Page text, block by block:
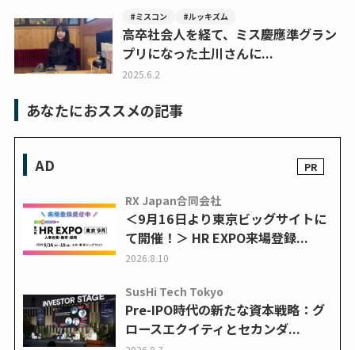
#ミスコン #ルッキズム
高卒社会人を経て、ミス慶應準グラン
プリになった土川さんに...
2025.6.2
あなたにおススメの記事
AD
RX Japan合同会社
＜9月16日より東京ビッグサイトに
て開催！＞ HR EXPO来場登録...
2026.8.10
SusHi Tech Tokyo
Pre-IPO時代の新たな資本戦略：グ
ロースエクイティとセカンダ...